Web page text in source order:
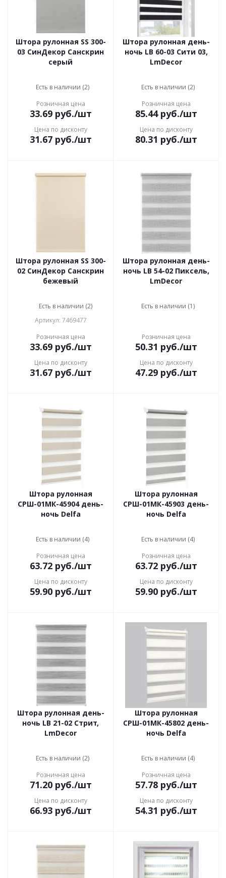
Штора рулонная SS 300-
03 СинДекор Санскрин
серый
Есть в наличии (2)
Розничная цена
33.69руб./шт
Цена по дисконту
31.67руб./шт
Штора рулонная день-
ночь LB 60-03 Сити 03,
LmDecor
Есть в наличии (2)
Розничная цена
85.44руб./шт
Цена по дисконту
80.31 руб./шт
Штора рулонная SS 300-
02 СинДекор Санскрин
бежевый
Есть в наличии (2)
Артикул: 7469477
Розничная цена
33.69руб./шт
Цена по дисконту
31.67руб./шт
Штора рулонная день-
ночь LB 54-02 Пиксель,
LmDecor
Есть в наличии (1)
Розничная цена
50.31 руб./шт
Цена по дисконту
47.29руб./шт
Штора рулонная
СРШ-01МК-45904 день-
ночь Delfa
Есть в наличии (4)
Розничная цена
63.72руб./шт
Цена по дисконту
59.90руб./шт
Штора рулонная
СРШ-01МК-45903 день-
ночь Delfa
Есть в наличии (4)
Розничная цена
63.72руб./шт
Цена по дисконту
59.90руб./шт
Штора рулонная день-
ночь LB 21-02 Стрит,
LmDecor
Есть в наличии (2)
Розничная цена
71.20руб./шт
Цена по дисконту
66.93руб./шт
Штора рулонная
СРШ-01МК-45802 день-
ночь Delfa
Есть в наличии (4)
Розничная цена
57.78руб./шт
Цена по дисконту
54.31 руб./шт